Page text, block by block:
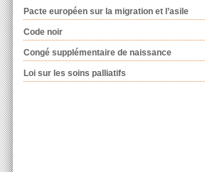
Pacte européen sur la migration et l’asile
Code noir
Congé supplémentaire de naissance
Loi sur les soins palliatifs